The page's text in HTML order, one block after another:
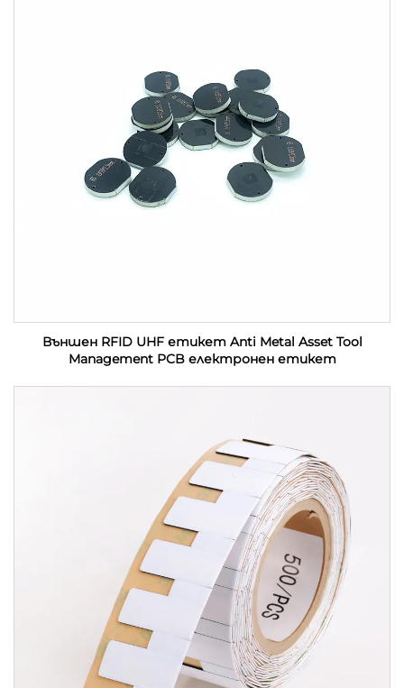
Външен RFID UHF етикет Anti Metal Asset Tool
Management PCB електронен етикет